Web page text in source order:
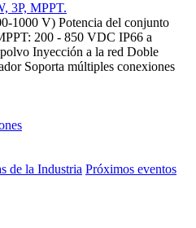
3P, MPPT.
1000 V) Potencia del conjunto
200 - 850 VDC IP66 a
Inyección a la red Doble
Soporta múltiples conexiones
de la Industria Próximos eventos